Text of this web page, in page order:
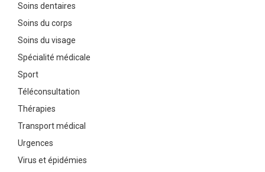
Soins dentaires
Soins du corps
Soins du visage
Spécialité médicale
Sport
Téléconsultation
Thérapies
Transport médical
Urgences
Virus et épidémies